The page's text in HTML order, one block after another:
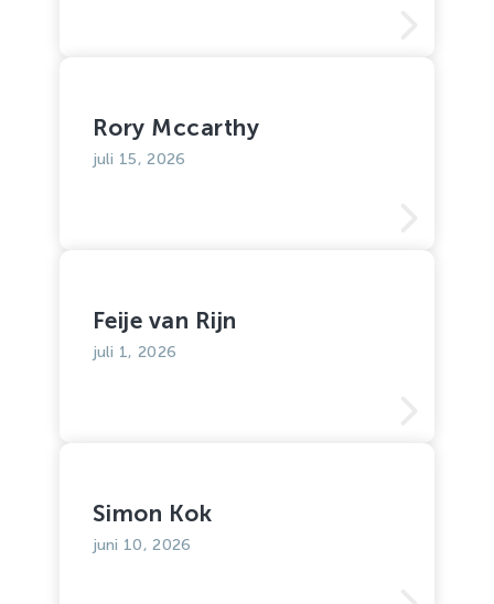
Rory Mccarthy
juli 15, 2026
Feije van Rijn
juli 1, 2026
Simon Kok
juni 10, 2026